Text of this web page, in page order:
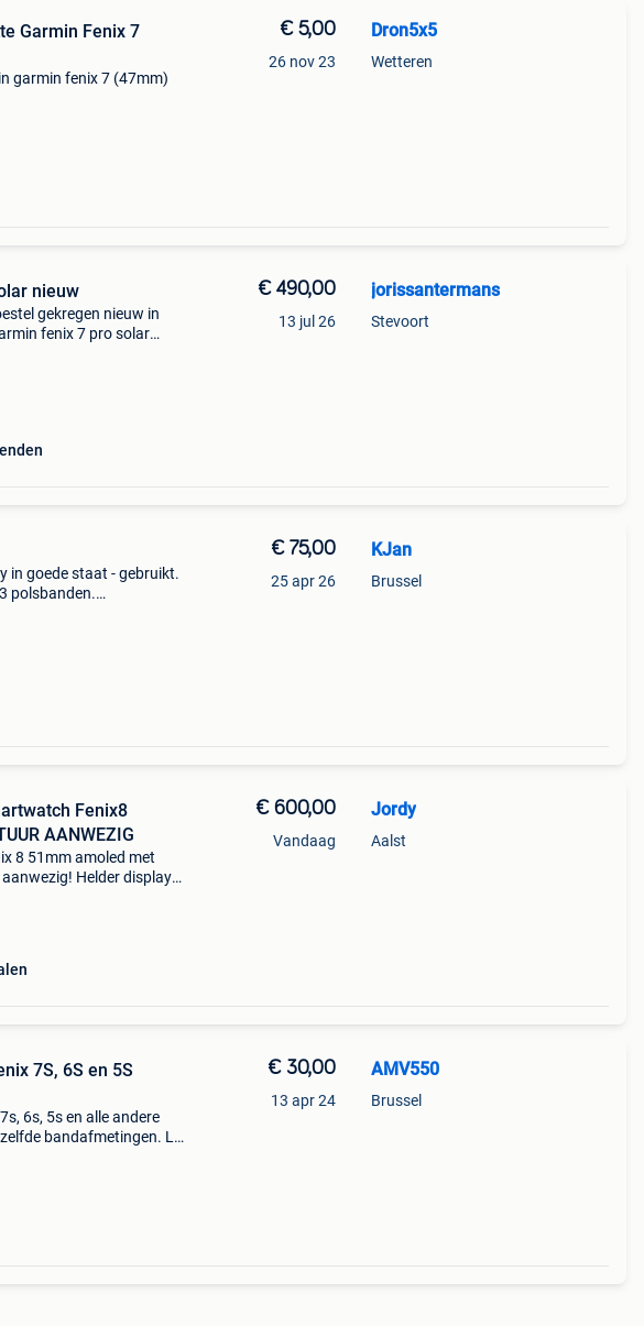
Garmin Fenix 7
garmin fenix 7 (47mm)
€ 5,00
26 nov 23
Dron5x5
Wetteren
nieuw
gekregen nieuw in
fenix 7 pro solar
€ 490,00
13 jul 26
jorissantermans
Stevoort
in goede staat - gebruikt.
polsbanden.
€ 75,00
25 apr 26
KJan
Brussel
Fenix8
FACTUUR AANWEZIG
8 51mm amoled met
Helder display
€ 600,00
Vandaag
Jordy
Aalst
7S, 6S en 5S
6s, 5s en alle andere
bandafmetingen. Let
€ 30,00
13 apr 24
AMV550
Brussel